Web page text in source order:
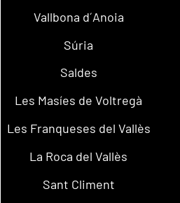
Vallbona d´Anoia
Súria
Saldes
Les Masíes de Voltregà
Les Franqueses del Vallès
La Roca del Vallès
Sant Climent